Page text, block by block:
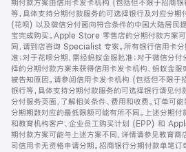
期付款方案由信用卡发卡机构 (包括但不限于招商银
等，具体支持分期付款服务的可选择银行及对应分期
(花呗) 以及微信分付面向符合条件的中国大陆居民
宝完成购买。Apple Store 零售店的分期付款方案
同，请到店咨询 Specialist 专家。所有银行信用卡
准；对于花呗分期，需经蚂蚁金服批准；对于微信分
择的分期付款方案未获得信用卡发卡机构、蚂蚁金
被告知原因。请参阅信用卡发卡机构 (包括但不限于
银行等，具体支持分期付款服务的可选择银行请见
分付服务页面，了解相关条件、费用和收费。订单可
分期期数对应的最低限额可能有所不同。上述分期付
和教育机构客户、企业员工购买计划 (EPP) 和
期付款方案可能与上述方案不同，详情请参见教育商
司信用卡无资格申请分期。招商银行分期付款单笔